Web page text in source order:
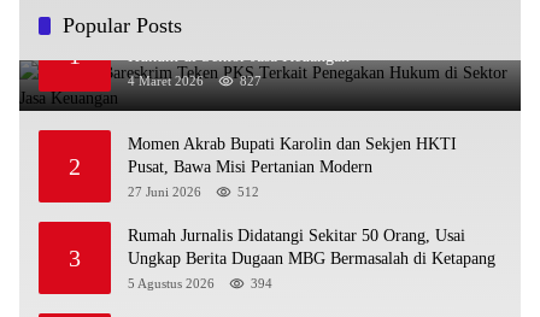
Popular Posts
1
OJK dan Bareskrim Teken PKS Terkait Penegakan
Hukum di Sektor Jasa Keuangan
4 Maret 2026 827
2
Momen Akrab Bupati Karolin dan Sekjen HKTI
27 Juni 2026 512
3
Rumah Jurnalis Didatangi Sekitar 50 Orang, Usai
Ungkap Berita Dugaan MBG Bermasalah di Ketapang
5 Agustus 2026 394